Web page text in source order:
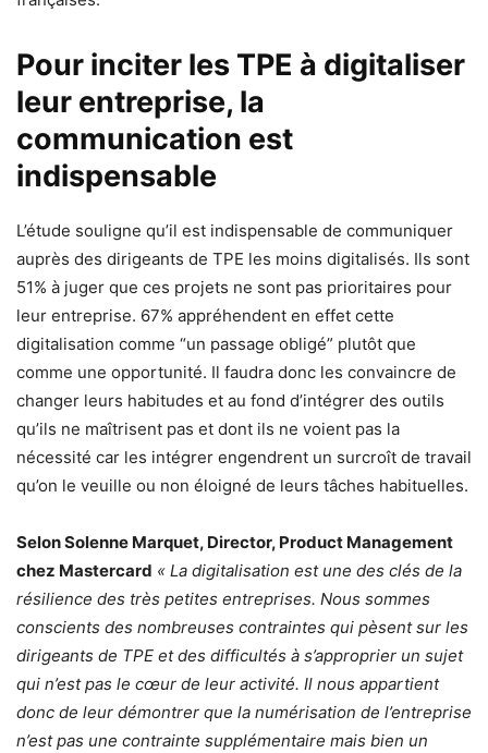
Pour inciter les TPE à digitaliser
leur entreprise, la
communication est
indispensable
L’étude souligne qu’il est indispensable de communiquer
auprès des dirigeants de TPE les moins digitalisés. Ils sont
51% à juger que ces projets ne sont pas prioritaires pour
leur entreprise. 67% appréhendent en effet cette
digitalisation comme “un passage obligé” plutôt que
comme une opportunité. Il faudra donc les convaincre de
changer leurs habitudes et au fond d’intégrer des outils
qu’ils ne maîtrisent pas et dont ils ne voient pas la
nécessité car les intégrer engendrent un surcroît de travail
qu’on le veuille ou non éloigné de leurs tâches habituelles.
Selon Solenne Marquet, Director, Product Management
chez Mastercard « La digitalisation est une des clés de la
résilience des très petites entreprises. Nous sommes
conscients des nombreuses contraintes qui pèsent sur les
dirigeants de TPE et des difficultés à s’approprier un sujet
qui n’est pas le cœur de leur activité. Il nous appartient
donc de leur démontrer que la numérisation de l’entreprise
n’est pas une contrainte supplémentaire mais bien un